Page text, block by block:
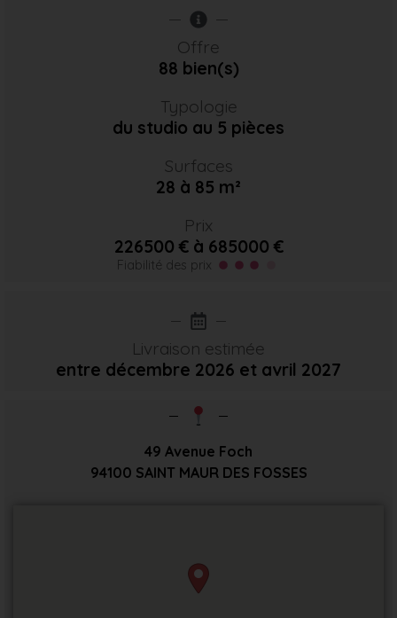
Offre
88 bien(s)
Typologie
du studio au 5 pièces
Surfaces
28 à 85 m²
Prix
226500 € à 685000 €
Fiabilité des prix
Livraison estimée
entre décembre 2026 et avril 2027
49 Avenue Foch
94100 SAINT MAUR DES FOSSES